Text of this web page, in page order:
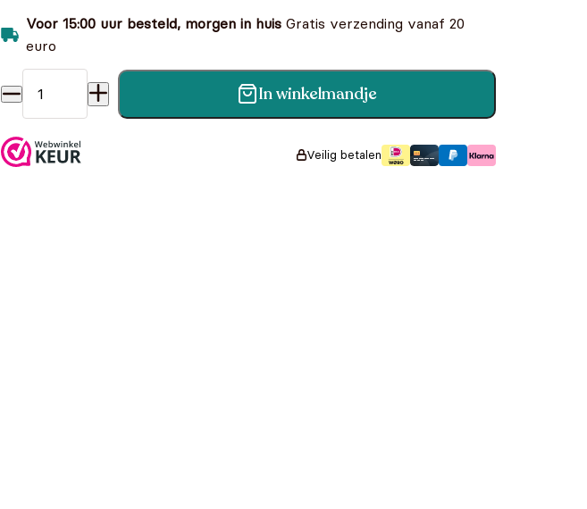
Voor 15:00 uur besteld, morgen in huis Gratis verzending vanaf 20
euro
Winnie the Pooh bundel - 2 Voorleesboeken aantal
In winkelmandje
Veilig betalen